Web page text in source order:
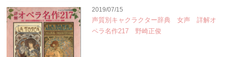
2019/07/15
声質別キャクラクター辞典 女声 詳解オ
ペラ名作217 野崎正俊